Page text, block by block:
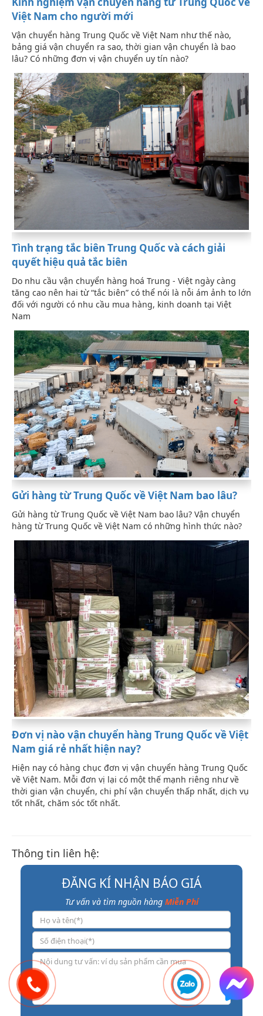
Việt Nam cho người mới
Vận chuyển hàng Trung Quốc về Việt Nam như thế nào,
bảng giá vận chuyển ra sao, thời gian vận chuyển là bao
lâu? Có những đơn vị vận chuyển uy tín nào?
Tình trạng tắc biên Trung Quốc và cách giải
quyết hiệu quả tắc biên
Do nhu cầu vận chuyển hàng hoá Trung - Việt ngày càng
tăng cao nên hai từ “tắc biên” có thể nói là nỗi ám ảnh to lớn
đối với người có nhu cầu mua hàng, kinh doanh tại Việt
Nam
Gửi hàng từ Trung Quốc về Việt Nam bao lâu?
Gửi hàng từ Trung Quốc về Việt Nam bao lâu? Vận chuyển
hàng từ Trung Quốc về Việt Nam có những hình thức nào?
Đơn vị nào vận chuyển hàng Trung Quốc về Việt
Nam giá rẻ nhất hiện nay?
Hiện nay có hàng chục đơn vị vận chuyển hàng Trung Quốc
về Việt Nam. Mỗi đơn vị lại có một thế mạnh riêng như về
thời gian vận chuyển, chi phí vận chuyển thấp nhất, dịch vụ
tốt nhất, chăm sóc tốt nhất.
Thông tin liên hệ:
ĐĂNG KÍ NHẬN BÁO GIÁ
Tư vấn và tìm nguồn hàng Miễn Phí